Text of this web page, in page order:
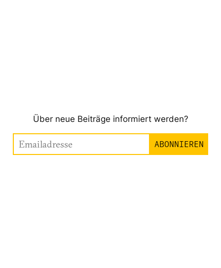
Über neue Beiträge informiert werden?
Emailadresse
ABONNIEREN